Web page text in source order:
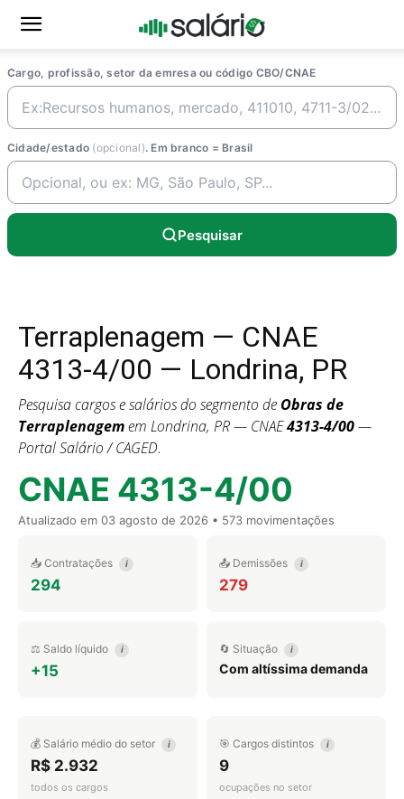
Cargo, profissão, setor da emresa ou código CBO/CNAE
Cidade/estado (opcional). Em branco = Brasil
Pesquisar
Terraplenagem — CNAE
4313-4/00 — Londrina, PR
Pesquisa cargos e salários do segmento de Obras de
Terraplenagemem Londrina, PR — CNAE4313-4/00—
Portal Salário / CAGED.
CNAE 4313-4/00
Atualizado em 03 agosto de 2026 • 573 movimentações
📥 Contratações i
294
📤 Demissões i
279
⚖️ Saldo líquido i
+15
🔄 Situação i
Com altíssima demanda
💰 Salário médio do setor i
R$ 2.932
todos os cargos
🎯 Cargos distintos i
9
ocupações no setor